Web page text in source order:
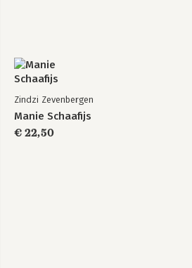
Zindzi Zevenbergen
Manie Schaafijs
€ 22,50